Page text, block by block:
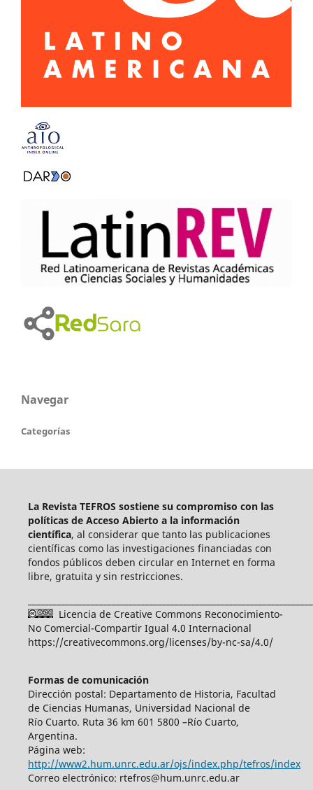
Navegar
Categorías
La Revista TEFROS sostiene su compromiso con las
políticas de Acceso Abierto a la información
científica, al considerar que tanto las publicaciones
científicas como las investigaciones financiadas con
fondos públicos deben circular en Internet en forma
libre, gratuita y sin restricciones.
Licencia de Creative Commons Reconocimiento-
No Comercial-Compartir Igual 4.0 Internacional
https://creativecommons.org/licenses/by-nc-sa/4.0/
Formas de comunicación
Dirección postal: Departamento de Historia, Facultad
de Ciencias Humanas, Universidad Nacional de
Río Cuarto. Ruta 36 km 601 5800 –Río Cuarto,
Argentina.
Página web:
http://www2.hum.unrc.edu.ar/ojs/index.php/tefros/index
Correo electrónico: rtefros@hum.unrc.edu.ar